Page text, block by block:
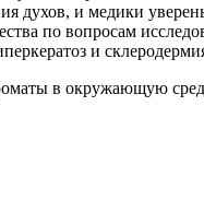
духов, и медики
по вопросам
и
в окружающую